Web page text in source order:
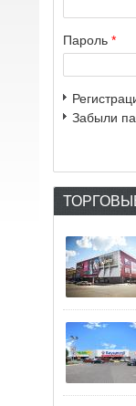
Пароль *
Забыли